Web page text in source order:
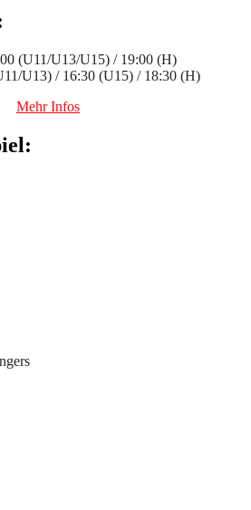
(U11/U13/U15) / 19:00 (H)
U13) / 16:30 (U15) / 18:30 (H)
Mehr Infos